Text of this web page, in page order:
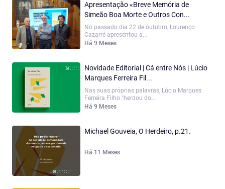
Apresentação «Breve Memória de
Simeão Boa Morte e Outros Con...
No passado dia 22 de outubro, Lourenço
Cazarré apresentou a...
Há 9 Meses
Novidade Editorial | Cá entre Nós | Lúcio
Marques Ferreira Fil...
Nas suas próprias palavras, Lúcio Marques
Ferreira Filho "herdou do...
Há 9 Meses
Michael Gouveia, O Herdeiro, p.21.
Há 11 Meses